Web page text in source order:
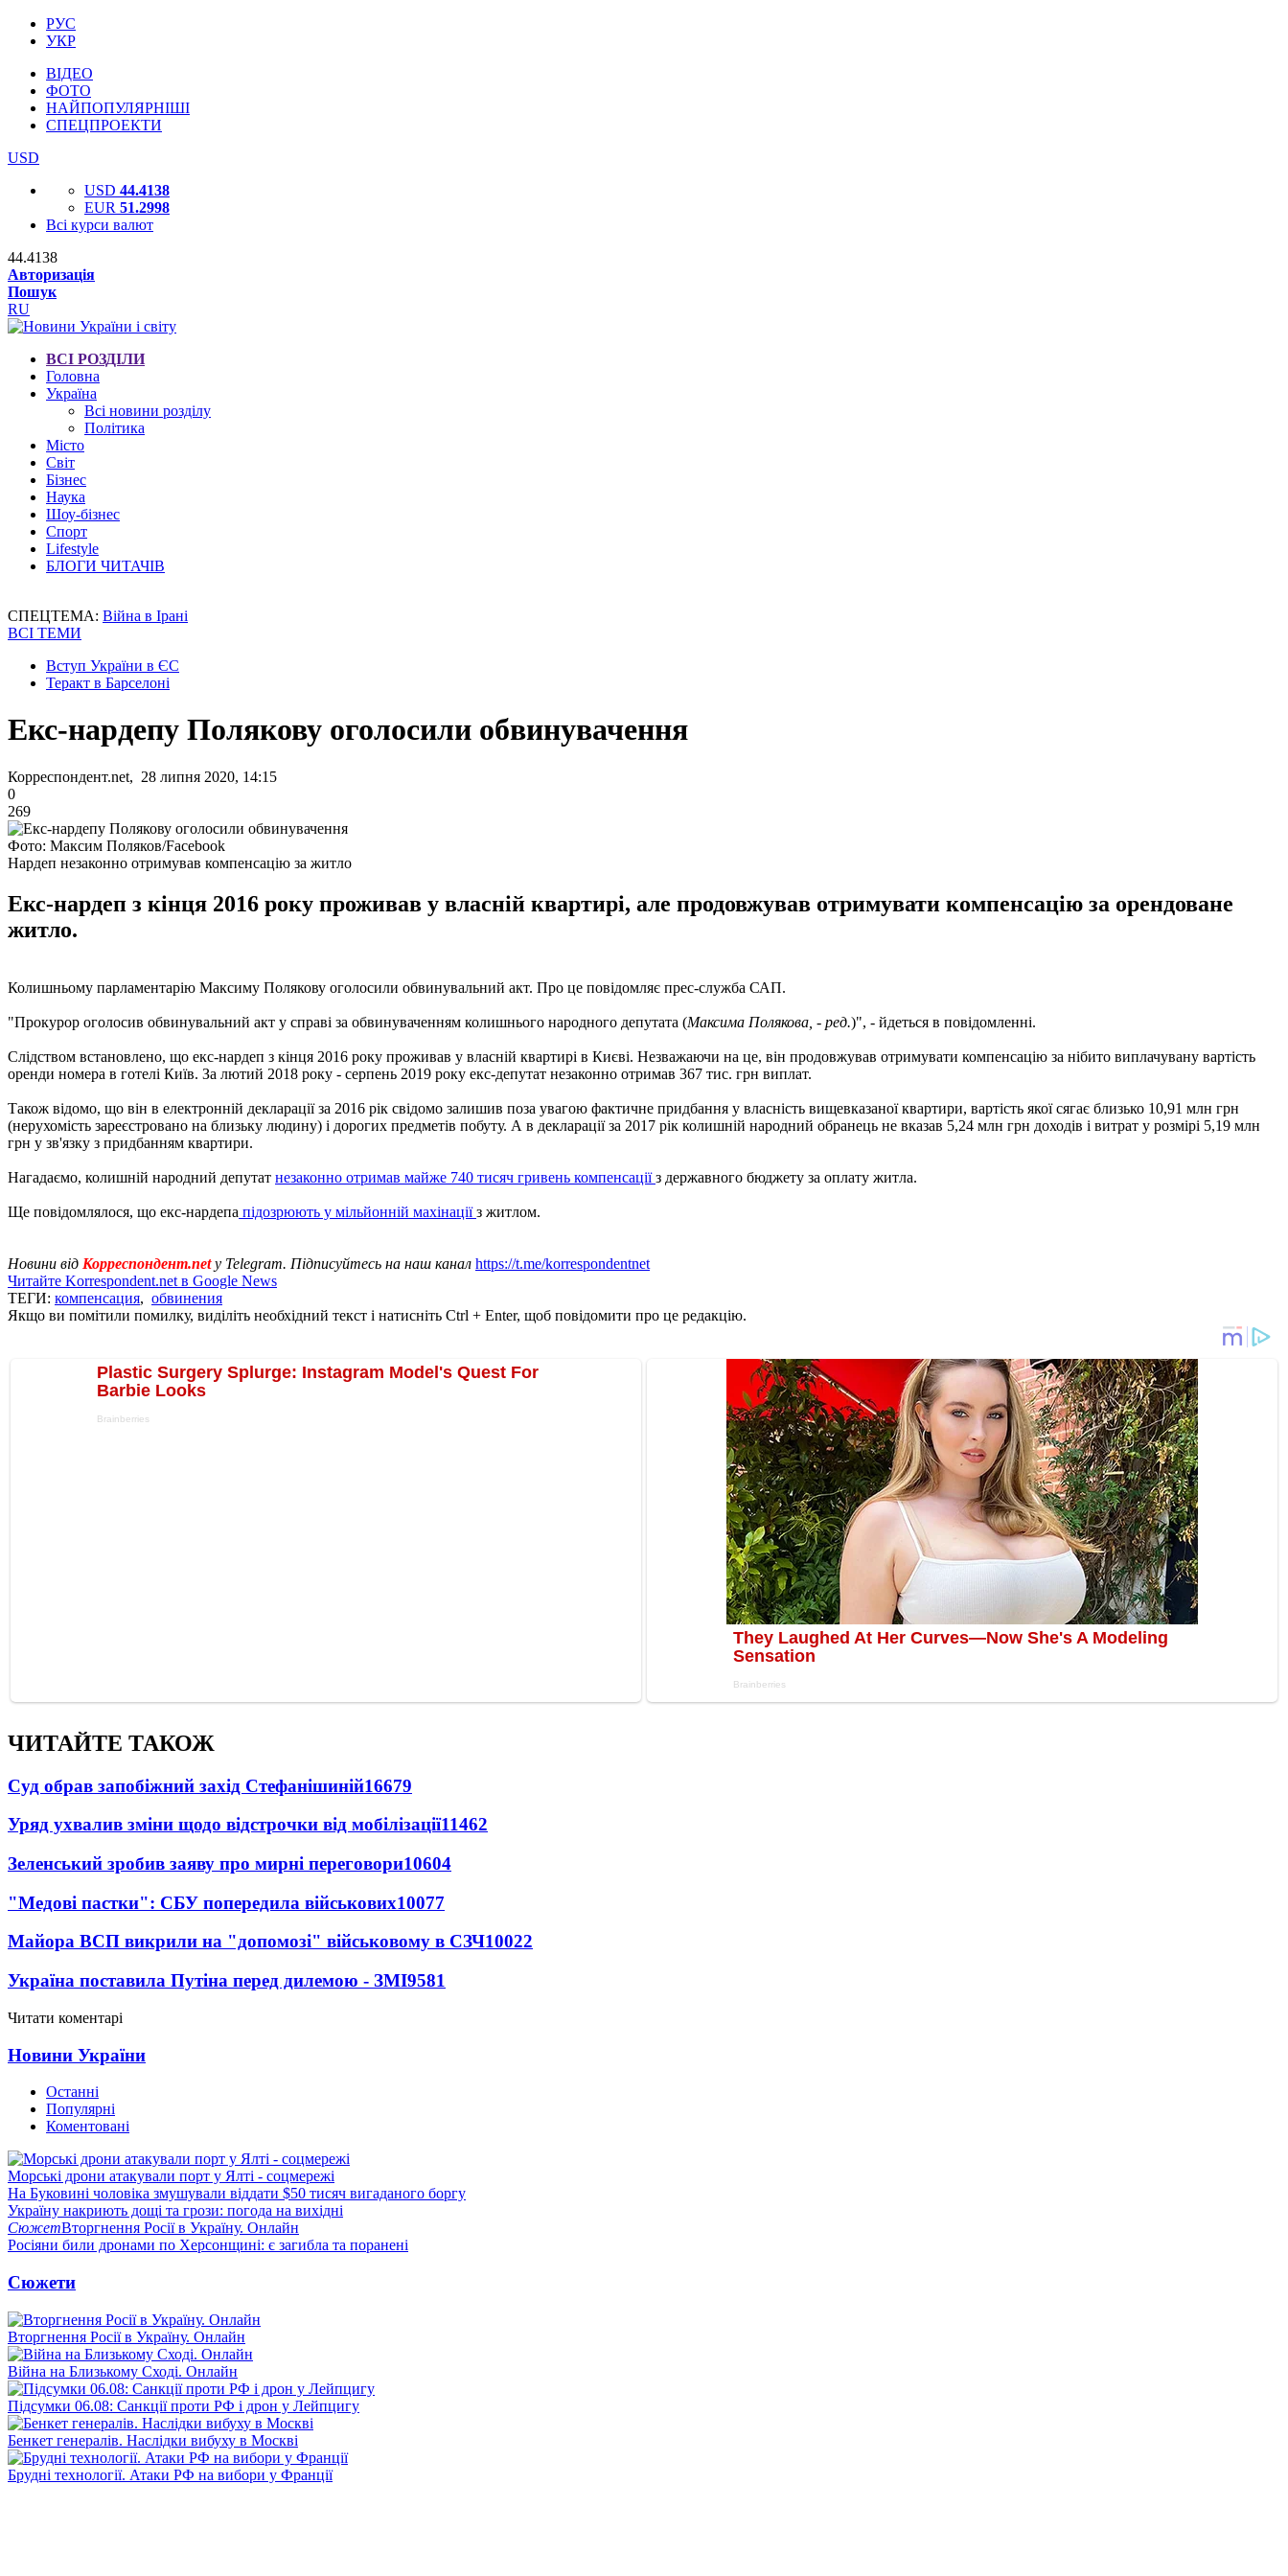
РУС
УКР
ВІДЕО
ФОТО
НАЙПОПУЛЯРНІШІ
СПЕЦПРОЕКТИ
USD
USD 44.4138
EUR 51.2998
Всі курси валют
44.4138
Авторизація
Пошук
RU
ВСІ РОЗДІЛИ
Головна
Україна
Всі новини розділу
Політика
Місто
Світ
Бізнес
Наука
Шоу-бізнес
Спорт
Lifestyle
БЛОГИ ЧИТАЧІВ
СПЕЦТЕМА: Війна в Ірані
ВСІ ТЕМИ
Вступ України в ЄС
Теракт в Барселоні
Екс-нардепу Полякову оголосили обвинувачення
Корреспондент.net, 28 липня 2020, 14:15
0
269
Фото: Максим Поляков/Facebook
Нардеп незаконно отримував компенсацію за житло
Екс-нардеп з кінця 2016 року проживав у власній квартирі, але продовжував отримувати компенсацію за орендоване
житло.
Колишньому парламентарію Максиму Полякову оголосили обвинувальний акт. Про це повідомляє прес-служба САП.
"Прокурор оголосив обвинувальний акт у справі за обвинуваченням колишнього народного депутата (Максима Полякова, - ред.)", - йдеться в повідомленні.
Слідством встановлено, що екс-нардеп з кінця 2016 року проживав у власній квартирі в Києві. Незважаючи на це, він продовжував отримувати компенсацію за нібито виплачувану вартість
оренди номера в готелі Київ. За лютий 2018 року - серпень 2019 року екс-депутат незаконно отримав 367 тис. грн виплат.
Також відомо, що він в електронній декларації за 2016 рік свідомо залишив поза увагою фактичне придбання у власність вищевказаної квартири, вартість якої сягає близько 10,91 млн грн
(нерухомість зареєстровано на близьку людину) і дорогих предметів побуту. А в декларації за 2017 рік колишній народний обранець не вказав 5,24 млн грн доходів і витрат у розмірі 5,19 млн
грн у зв'язку з придбанням квартири.
Нагадаємо, колишній народний депутат незаконно отримав майже 740 тисяч гривень компенсаціїз державного бюджету за оплату житла.
Ще повідомлялося, що екс-нардепа підозрюють у мільйонній махінаціїз житлом.
Новини від Корреспондент.net у Telegram. Підписуйтесь на наш канал https://t.me/korrespondentnet
Читайте Korrespondent.net в Google News
ТЕГИ: компенсация, обвинения
Якщо ви помітили помилку, виділіть необхідний текст і натисніть Ctrl + Enter, щоб повідомити про це редакцію.
ЧИТАЙТЕ ТАКОЖ
Суд обрав запобіжний захід Стефанішиній16679
Уряд ухвалив зміни щодо відстрочки від мобілізації11462
Зеленський зробив заяву про мирні переговори10604
"Медові пастки": СБУ попередила військових10077
Майора ВСП викрили на "допомозі" військовому в СЗЧ10022
Україна поставила Путіна перед дилемою - ЗМІ9581
Читати коментарі
Новини України
Останні
Популярні
Коментовані
Морські дрони атакували порт у Ялті - соцмережі
На Буковині чоловіка змушували віддати $50 тисяч вигаданого боргу
Україну накриють дощі та грози: погода на вихідні
СюжетВторгнення Росії в Україну. Онлайн
Росіяни били дронами по Херсонщині: є загибла та поранені
Сюжети
Вторгнення Росії в Україну. Онлайн
Війна на Близькому Сході. Онлайн
Підсумки 06.08: Санкції проти РФ і дрон у Лейпцигу
Бенкет генералів. Наслідки вибуху в Москві
Брудні технології. Атаки РФ на вибори у Франції